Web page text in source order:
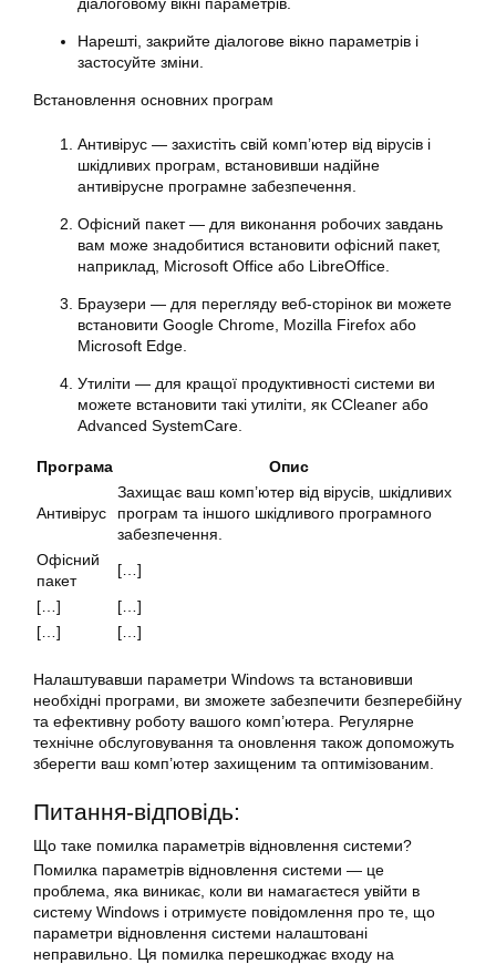
Нарешті, закрийте діалогове вікно параметрів і
застосуйте зміни.
Встановлення основних програм
Антивірус — захистіть свій комп’ютер від вірусів і
шкідливих програм, встановивши надійне
антивірусне програмне забезпечення.
Офісний пакет — для виконання робочих завдань
вам може знадобитися встановити офісний пакет,
наприклад, Microsoft Office або LibreOffice.
Браузери — для перегляду веб-сторінок ви можете
встановити Google Chrome, Mozilla Firefox або
Microsoft Edge.
Утиліти — для кращої продуктивності системи ви
можете встановити такі утиліти, як CCleaner або
Advanced SystemCare.
Програма Опис
Антивірус
Захищає ваш комп’ютер від вірусів, шкідливих
програм та іншого шкідливого програмного
забезпечення.
Офісний
пакет
[…]
[…]
[…]
[…]
[…]
Налаштувавши параметри Windows та встановивши
необхідні програми, ви зможете забезпечити безперебійну
та ефективну роботу вашого комп’ютера. Регулярне
технічне обслуговування та оновлення також допоможуть
зберегти ваш комп’ютер захищеним та оптимізованим.
Питання-відповідь:
Що таке помилка параметрів відновлення системи?
Помилка параметрів відновлення системи — це
проблема, яка виникає, коли ви намагаєтеся увійти в
систему Windows і отримуєте повідомлення про те, що
параметри відновлення системи налаштовані
неправильно. Ця помилка перешкоджає входу на